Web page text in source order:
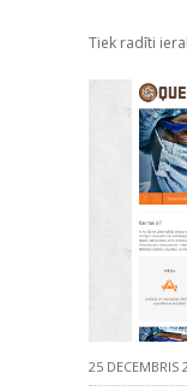
Tiek radīti
25 DECEMBRIS